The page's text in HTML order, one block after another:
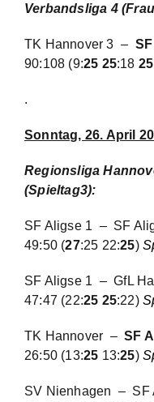
Verbandsliga 4
TK Hannover 3 –
90:108 (9:25 25:18 25
.
Sonntag, 26. April
Regionsliga
(Spieltag3):
SF Aligse 1 – SF
49:50 (27:25 22:25)
SF Aligse 1 – GfL
47:47 (22:25 25:22)
TK Hannover –SF
26:50 (13:25 13:25)
SV Nienhagen –